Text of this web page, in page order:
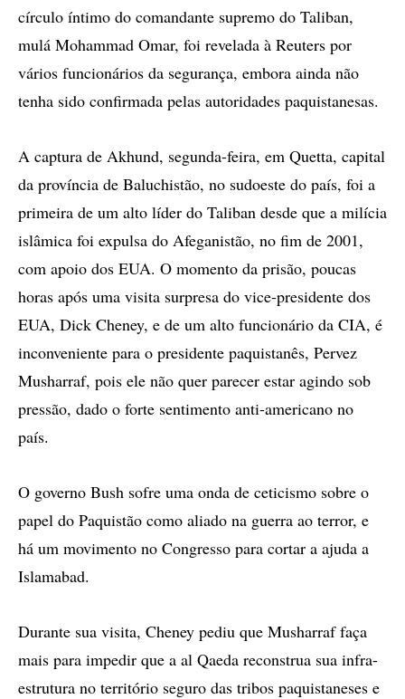
círculo íntimo do comandante supremo do Taliban,
mulá Mohammad Omar, foi revelada à Reuters por
vários funcionários da segurança, embora ainda não
tenha sido confirmada pelas autoridades paquistanesas.
A captura de Akhund, segunda-feira, em Quetta, capital
da província de Baluchistão, no sudoeste do país, foi a
primeira de um alto líder do Taliban desde que a milícia
islâmica foi expulsa do Afeganistão, no fim de 2001,
com apoio dos EUA. O momento da prisão, poucas
horas após uma visita surpresa do vice-presidente dos
EUA, Dick Cheney, e de um alto funcionário da CIA, é
inconveniente para o presidente paquistanês, Pervez
Musharraf, pois ele não quer parecer estar agindo sob
pressão, dado o forte sentimento anti-americano no
país.
O governo Bush sofre uma onda de ceticismo sobre o
papel do Paquistão como aliado na guerra ao terror, e
há um movimento no Congresso para cortar a ajuda a
Islamabad.
Durante sua visita, Cheney pediu que Musharraf faça
mais para impedir que a al Qaeda reconstrua sua infra-
estrutura no território seguro das tribos paquistaneses e